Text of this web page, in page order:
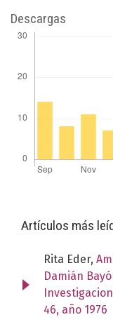
Descargas
Artículos más
Rita Eder,
Damián
46, año 1976